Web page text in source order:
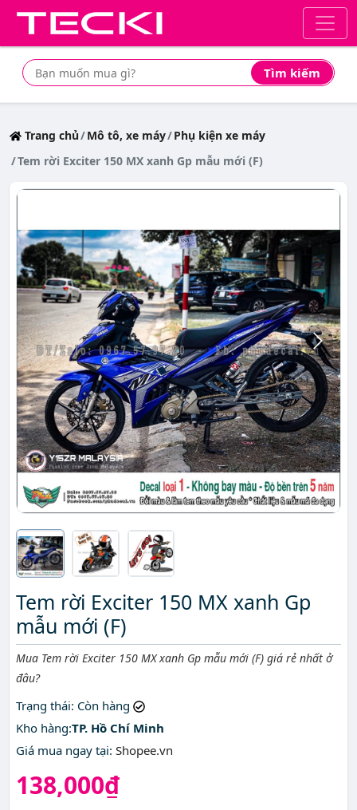
Tìm kiếm
Tìm mua sản phẩm giá rẻ nhất
Trang chủ Mô tô, xe máy Phụ kiện xe máy
Tem rời Exciter 150 MX xanh Gp mẫu mới (F)
Tem rời Exciter 150 MX xanh Gp
mẫu mới (F)
Mô tả ngắn
Mua Tem rời Exciter 150 MX xanh Gp mẫu mới (F) giá rẻ nhất ở
đâu?
Trạng thái: Còn hàng
Kho hàng:TP. Hồ Chí Minh
Giá mua ngay tại: Shopee.vn
138,000₫